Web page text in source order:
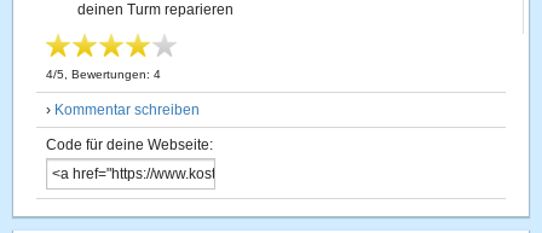
deinen Turm reparieren
4/5 , Bewertungen:4
› Kommentar schreiben
Code für deine Webseite: